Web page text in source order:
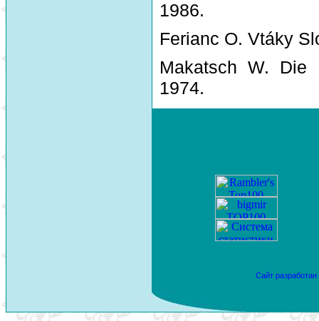
1986.
Ferianc O. Vtáky
Makatsch W. Die
1974.
Сайт